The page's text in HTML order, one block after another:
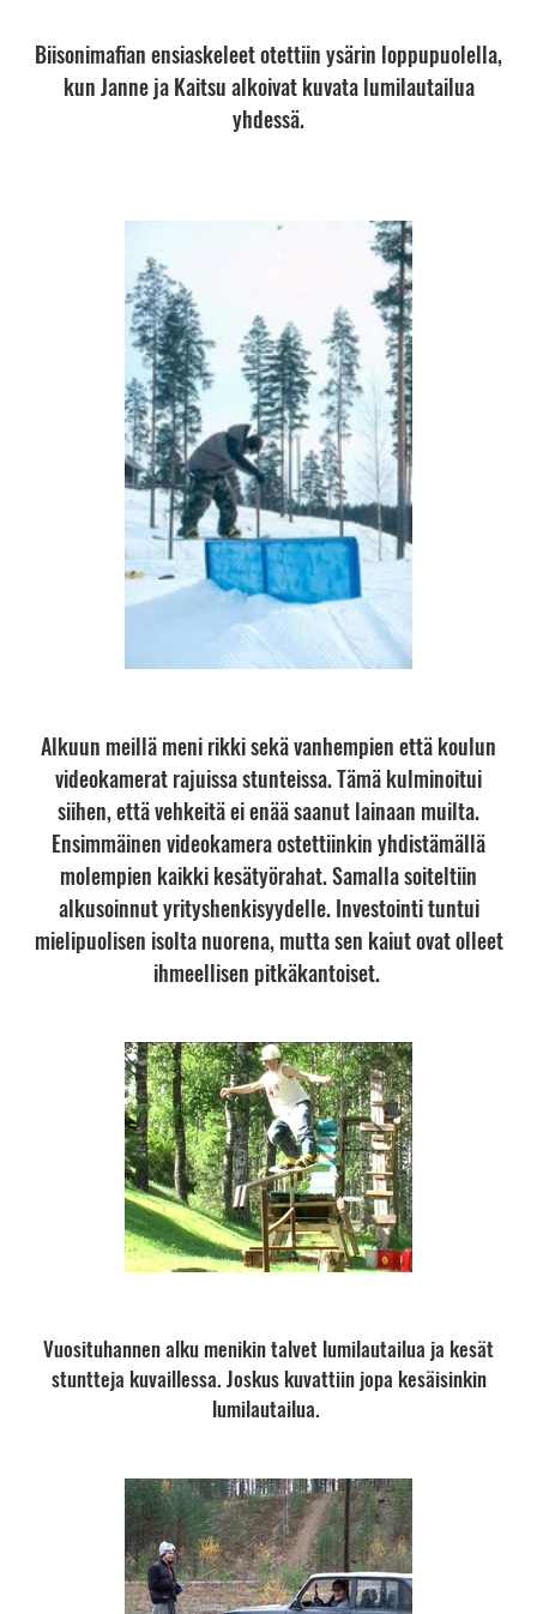
Biisonimafian ensiaskeleet otettiin ysärin loppupuolella,
kun Janne ja Kaitsu alkoivat kuvata lumilautailua
yhdessä.
Alkuun meillä meni rikki sekä vanhempien että koulun
videokamerat rajuissa stunteissa. Tämä kulminoitui
siihen, että vehkeitä ei enää saanut lainaan muilta.
Ensimmäinen videokamera ostettiinkin yhdistämällä
molempien kaikki kesätyörahat. Samalla soiteltiin
alkusoinnut yrityshenkisyydelle. Investointi tuntui
mielipuolisen isolta nuorena, mutta sen kaiut ovat olleet
ihmeellisen pitkäkantoiset.
Vuosituhannen alku menikin talvet lumilautailua ja kesät
stuntteja kuvaillessa. Joskus kuvattiin jopa kesäisinkin
lumilautailua.